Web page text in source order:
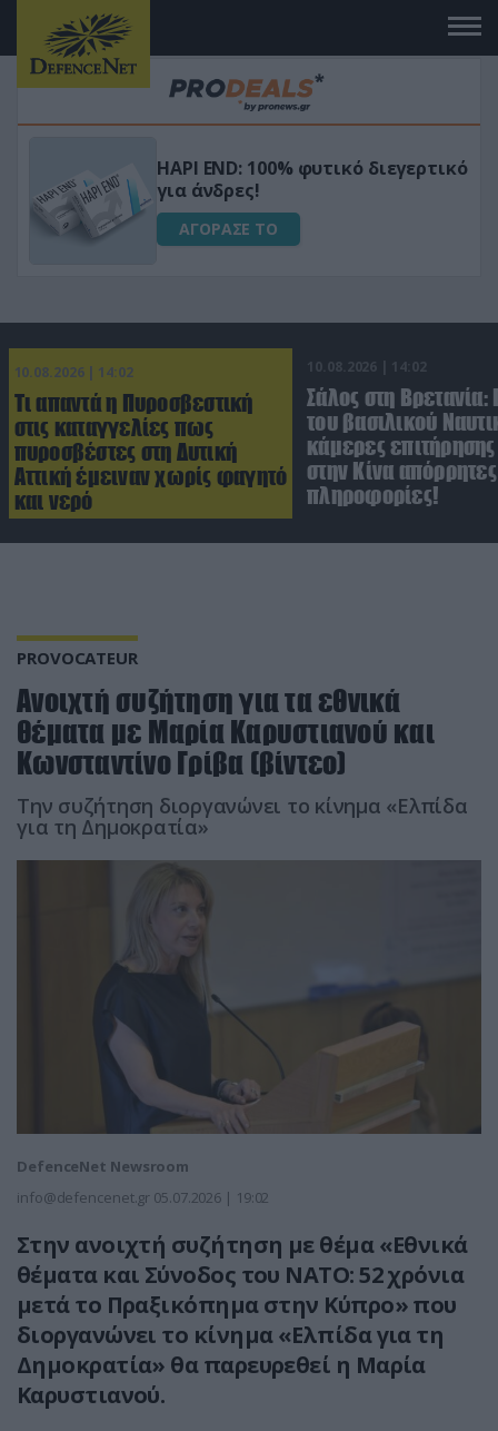
Μεταμόρφωσε τον κήπο σου με το
Ultra Box Μίνι Αλυσοπρίονο με
μπαταρία λιθίου
ΑΓΟΡΑΣΕ ΤΟ
10.08.2026 | 14:02
Τι απαντά η Πυροσβεστική
στις καταγγελίες πως
πυροσβέστες στη Δυτική
Αττική έμειναν χωρίς φαγητό
και νερό
10.08.2026 | 14:02
Σάλος στη Βρετανία:
του βασιλικού
κάμερες
στην Κίνα απόρρητες
πληροφορίες!
PROVOCATEUR
Ανοιχτή συζήτηση για τα εθνικά
θέματα με Μαρία Καρυστιανού και
Κωνσταντίνο Γρίβα (βίντεο)
Την συζήτηση διοργανώνει το κίνημα «Ελπίδα
για τη Δημοκρατία»
DefenceNet Newsroom
info@defencenet.gr 05.07.2026 | 19:02
Στην ανοιχτή συζήτηση με θέμα «Εθνικά
θέματα και Σύνοδος του ΝΑΤΟ: 52 χρόνια
μετά το Πραξικόπημα στην Κύπρο» που
διοργανώνει το κίνημα «Ελπίδα για τη
Δημοκρατία» θα παρευρεθεί η Μαρία
Καρυστιανού.